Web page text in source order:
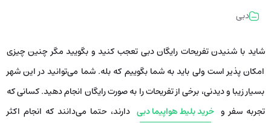
دبی
شاید با شنیدن تفریحات رایگان دبی تعجب کنید و بگویید مگر چنین چیزی
امکان پذیر است ولی باید به شما بگوییم که بله. شما می‌توانید در این شهر
بسیار زیبا و دیدنی، برخی از تفریحات را به صورت رایگان انجام دهید. کسانی که
تجربه سفر و خرید بلیط هواپیما دبی دارند، حتما می‌دانند که انجام اکثر